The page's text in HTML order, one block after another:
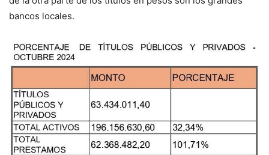
bancos locales.